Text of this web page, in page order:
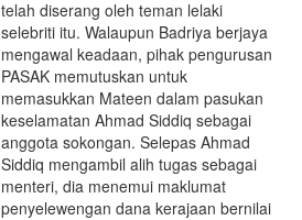
telah diserang oleh teman lelaki
selebriti itu. Walaupun Badriya berjaya
mengawal keadaan, pihak pengurusan
PASAK memutuskan untuk
memasukkan Mateen dalam pasukan
keselamatan Ahmad Siddiq sebagai
anggota sokongan. Selepas Ahmad
Siddiq mengambil alih tugas sebagai
menteri, dia menemui maklumat
penyelewengan dana kerajaan bernilai